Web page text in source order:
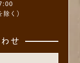
除く）
せ